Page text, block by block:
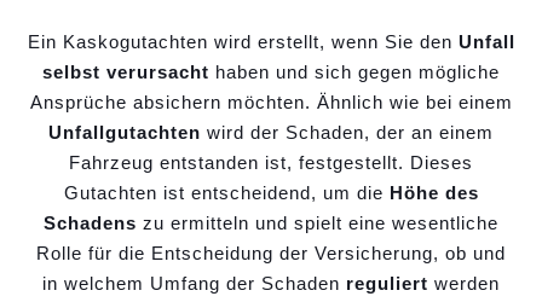
Ein Kaskogutachten wird erstellt, wenn Sie den Unfall
selbst verursacht haben und sich gegen mögliche
Ansprüche absichern möchten. Ähnlich wie bei einem
Unfallgutachten wird der Schaden, der an einem
Fahrzeug entstanden ist, festgestellt. Dieses
Gutachten ist entscheidend, um die Höhe des
Schadens zu ermitteln und spielt eine wesentliche
Rolle für die Entscheidung der Versicherung, ob und
in welchem Umfang der Schaden reguliert werden